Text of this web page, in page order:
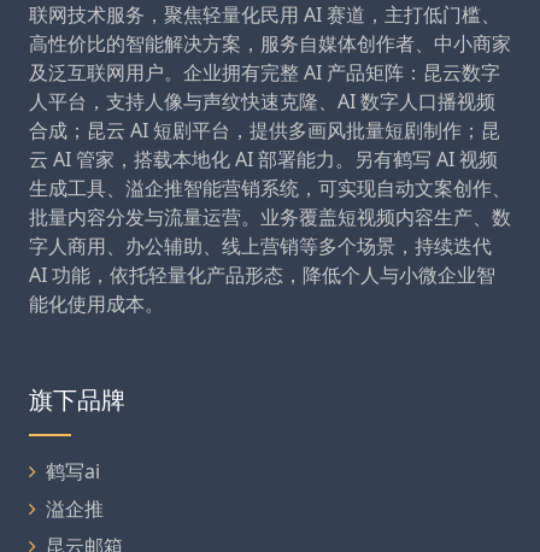
联网技术服务，聚焦轻量化民用 AI 赛道，主打低门槛、
高性价比的智能解决方案，服务自媒体创作者、中小商家
及泛互联网用户。企业拥有完整 AI 产品矩阵：昆云数字
人平台，支持人像与声纹快速克隆、AI 数字人口播视频
合成；昆云 AI 短剧平台，提供多画风批量短剧制作；昆
云 AI 管家，搭载本地化 AI 部署能力。另有鹤写 AI 视频
生成工具、溢企推智能营销系统，可实现自动文案创作、
批量内容分发与流量运营。业务覆盖短视频内容生产、数
字人商用、办公辅助、线上营销等多个场景，持续迭代
AI 功能，依托轻量化产品形态，降低个人与小微企业智
能化使用成本。
旗下品牌
鹤写ai
溢企推
昆云邮箱